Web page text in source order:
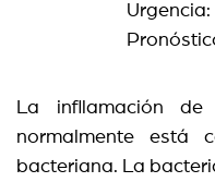
La infllamación
normalmente está
bacteriana. La